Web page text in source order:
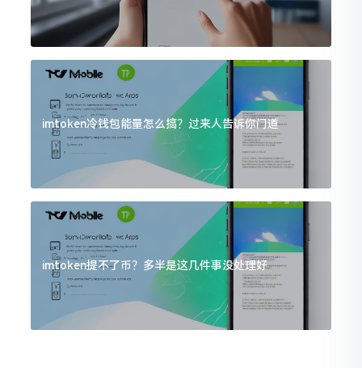
imtoken冷钱包能量怎么搞？过来人告诉你门道
imtoken提不了币？多半是这几件事没处理好